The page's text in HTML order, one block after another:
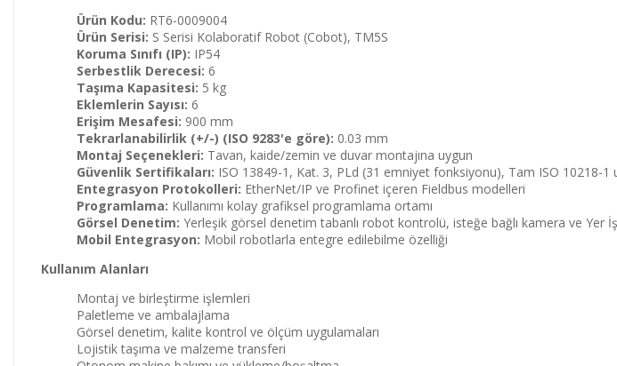
Ürün Kodu: RT6-0009004
Ürün Serisi: S Serisi Kolaboratif Robot (Cobot), TM5S
Koruma Sınıfı (IP): IP54
Serbestlik Derecesi: 6
Taşıma Kapasitesi: 5 kg
Eklemlerin Sayısı: 6
Erişim Mesafesi: 900 mm
Tekrarlanabilirlik (+/-) (ISO 9283'e göre): 0.03 mm
Montaj Seçenekleri: Tavan, kaide/zemin ve duvar montajına uygun
Güvenlik Sertifikaları: ISO 13849-1, Kat. 3, PLd (31 emniyet fonksiyonu), Tam ISO 10218-1
Entegrasyon Protokolleri: EtherNet/IP ve Profinet içeren Fieldbus modelleri
Programlama: Kullanımı kolay grafiksel programlama ortamı
Görsel Denetim: Yerleşik görsel denetim tabanlı robot kontrolü, isteğe bağlı kamera ve Yer
Mobil Entegrasyon: Mobil robotlarla entegre edilebilme özelliği
Kullanım Alanları
Montaj ve birleştirme işlemleri
Paletleme ve ambalajlama
Görsel denetim, kalite kontrol ve ölçüm uygulamaları
Lojistik taşıma ve malzeme transferi